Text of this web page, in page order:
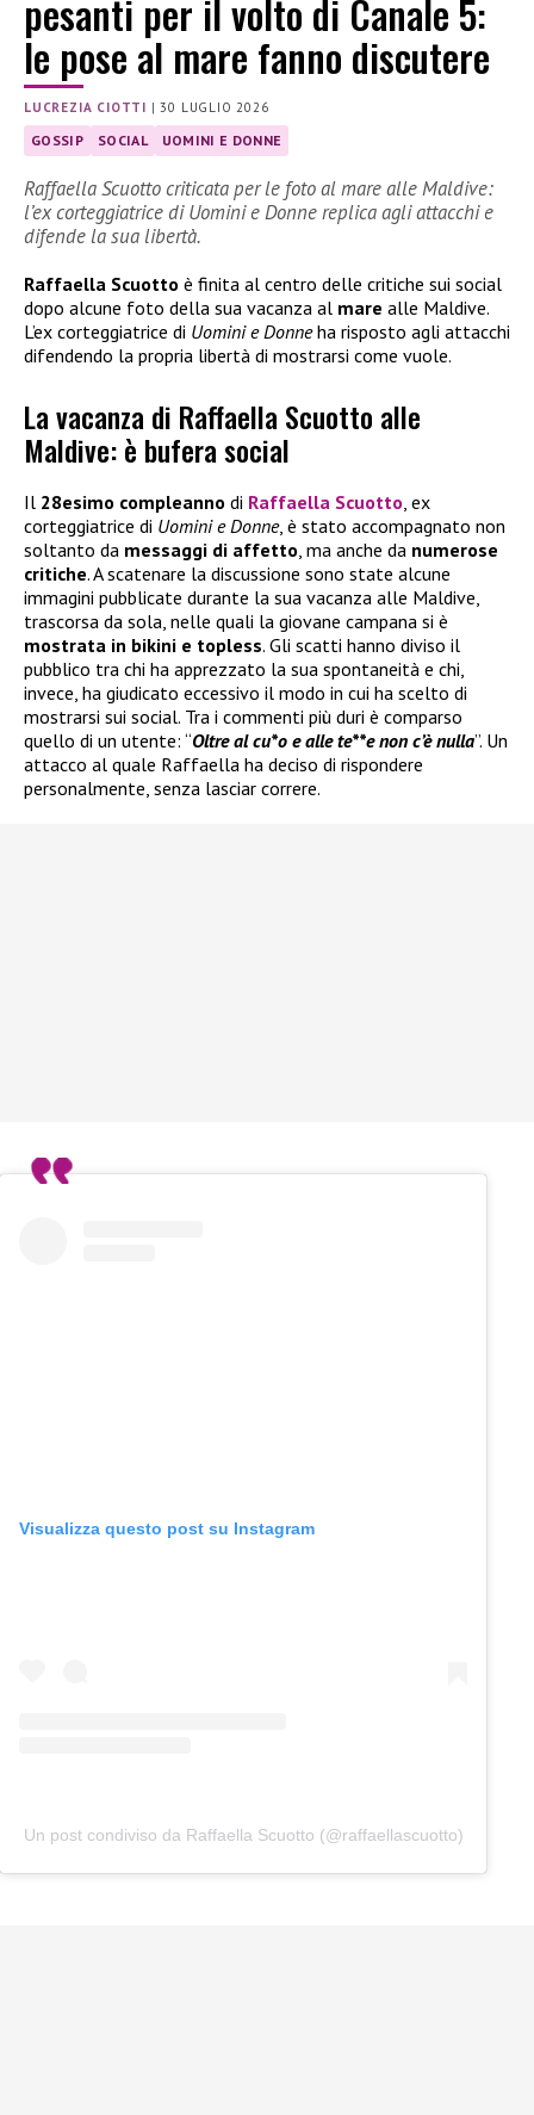
pesanti per il volto di Canale 5:
le pose al mare fanno discutere
LUCREZIA CIOTTI |30 LUGLIO 2026
GOSSIP SOCIAL UOMINI E DONNE
Raffaella Scuotto criticata per le foto al mare alle Maldive:
l’ex corteggiatrice di Uomini e Donne replica agli attacchi e
difende la sua libertà.
Raffaella Scuotto è finita al centro delle critiche sui social
dopo alcune foto della sua vacanza al mare alle Maldive.
L’ex corteggiatrice di Uomini e Donneha risposto agli attacchi
difendendo la propria libertà di mostrarsi come vuole.
La vacanza di Raffaella Scuotto alle
Maldive: è bufera social
Il 28esimo compleanno di Raffaella Scuotto , ex
corteggiatrice di Uomini e Donne, è stato accompagnato non
soltanto da messaggi di affetto , ma anche da numerose
critiche. A scatenare la discussione sono state alcune
immagini pubblicate durante la sua vacanza alle Maldive,
trascorsa da sola, nelle quali la giovane campana si è
mostrata in bikini e topless. Gli scatti hanno diviso il
pubblico tra chi ha apprezzato la sua spontaneità e chi,
invece, ha giudicato eccessivo il modo in cui ha scelto di
mostrarsi sui social. Tra i commenti più duri è comparso
quello di un utente: “Oltre al cu*o e alle te**e non c’è nulla”. Un
attacco al quale Raffaella ha deciso di rispondere
personalmente, senza lasciar correre.
Visualizza questo post su Instagram
Un post condiviso da Raffaella Scuotto (@raffaellascuotto)